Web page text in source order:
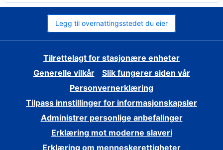
Legg til overnattingsstedet du eier
Tilrettelagt for stasjonære enheter
Generelle vilkår
Slik fungerer siden vår
Personvernerklæring
Tilpass innstillinger for informasjonskapsler
Administrer personlige anbefalinger
Erklæring mot moderne slaveri
Erklæring om menneskerettigheter